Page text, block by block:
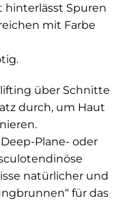
hinterlässt Spuren
mit Farbe
über Schnitte
durch, um Haut
Plane- oder
natürlicher und
für das